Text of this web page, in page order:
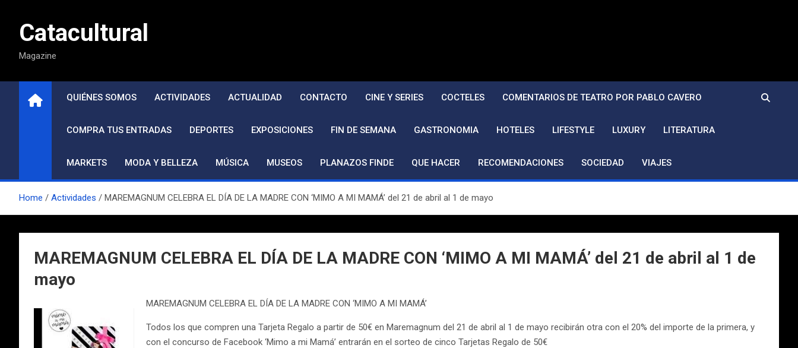
contenidoCatacultural
Magazine
QUIÉNES SOMOS ACTIVIDADES ACTUALIDAD CONTACTO CINE Y SERIES COCTELES COMENTARIOS DE TEATRO POR PABLO CAVERO
COMPRA TUS ENTRADAS DEPORTES EXPOSICIONES FIN DE SEMANA GASTRONOMIA HOTELES LIFESTYLE LUXURY LITERATURA
MARKETS MODA Y BELLEZA MÚSICA MUSEOS PLANAZOS FINDE QUE HACER RECOMENDACIONES SOCIEDAD VIAJES
Home Actividades MAREMAGNUM CELEBRA EL DÍA DE LA MADRE CON ‘MIMO A MI MAMÁ’ del 21 de abril al 1 de mayo
MAREMAGNUM CELEBRA EL DÍA DE LA MADRE CON ‘MIMO A MI MAMÁ’ del 21 de abril al 1 de
mayo
MAREMAGNUM CELEBRA EL DÍA DE LA MADRE CON ‘MIMO A MI MAMÁ’
Todos los que compren una Tarjeta Regalo a partir de 50€ en Maremagnum del 21 de abril al 1 de mayo recibirán otra con el 20% del importe de la primera, y
con el concurso de Facebook ‘Mimo a mi Mamá’ entrarán en el sorteo de cinco Tarjetas Regalo de 50€